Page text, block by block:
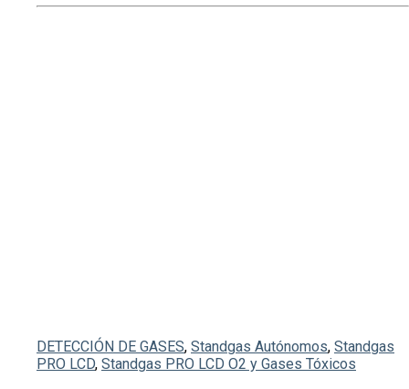
DETECCIÓN DE GASES, Standgas Autónomos, Standgas
PRO LCD, Standgas PRO LCD O2 y Gases Tóxicos